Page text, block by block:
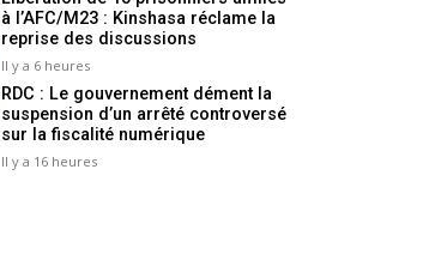
à l’AFC/M23 : Kinshasa réclame la
reprise des discussions
Il y a 6 heures
RDC : Le gouvernement dément la
suspension d’un arrêté controversé
sur la fiscalité numérique
Il y a 16 heures